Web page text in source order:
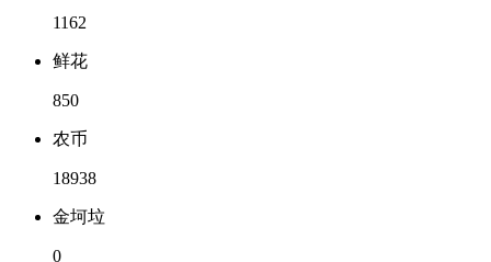
1162
鲜花
850
农币
18938
金坷垃
0